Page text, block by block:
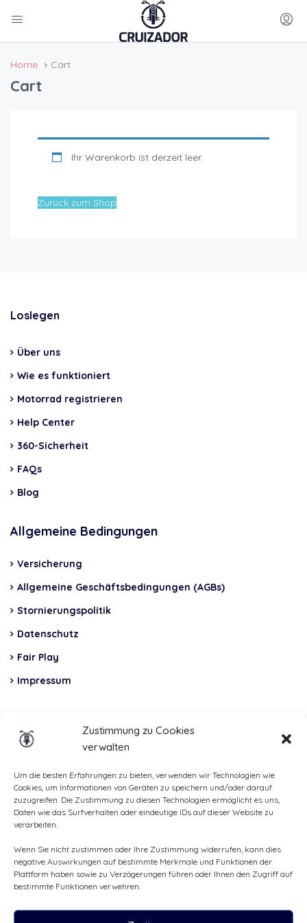
Zustimmung zu Cookies
verwalten
Um die besten Erfahrungen zu bieten, verwenden wir Technologien wie
Cookies, um Informationen von Geräten zu speichern und/oder darauf
zuzugreifen. Die Zustimmung zu diesen Technologien ermöglicht es uns,
Daten wie das Surfverhalten oder eindeutige IDs auf dieser Website zu
verarbeiten.
Wenn Sie nicht zustimmen oder Ihre Zustimmung widerrufen, kann dies
negative Auswirkungen auf bestimmte Merkmale und Funktionen der
Plattform haben sowie zu Verzögerungen führen oder Ihnen den Zugriff auf
bestimmte Funktionen verwehren.
Home Cart
Cart
Ihr Warenkorb ist derzeit leer.
Zurück zum Shop
Loslegen
Über uns
Wie es funktioniert
Motorrad registrieren
Help Center
360-Sicherheit
FAQs
Blog
Allgemeine Bedingungen
Versicherung
Allgemeine Geschäftsbedingungen (AGBs)
Stornierungspolitik
Datenschutz
Fair Play
Impressum
Total Casco, Partner
Methods
of
payment